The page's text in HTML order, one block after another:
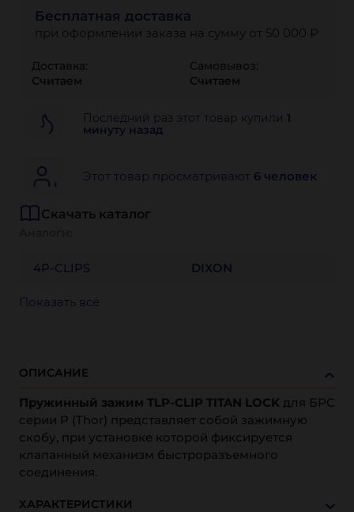
Бесплатная доставка
при оформлении заказа на сумму от 50 000 ₽
Доставка:
Считаем
Самовывоз:
Считаем
Последний раз этот товар купили 1
минуту назад
Этот товар просматривают 6 человек
Скачать каталог
4P-CLIPS DIXON
Показать всё
ОПИСАНИЕ
Пружинный зажим TLP-CLIP TITAN LOCK для БРС
серии P (Thor) представляет собой зажимную
скобу, при установке которой фиксируется
клапанный механизм быстроразъемного
соединения.
ХАРАКТЕРИСТИКИ